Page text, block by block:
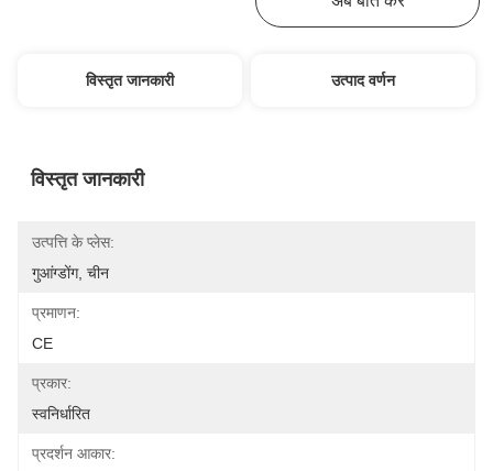
विस्तृत जानकारी उत्पाद वर्णन
विस्तृत जानकारी
उत्पत्ति के प्लेस:
गुआंग्डोंग, चीन
प्रमाणन:
CE
प्रकार:
स्वनिर्धारित
प्रदर्शन आकार: